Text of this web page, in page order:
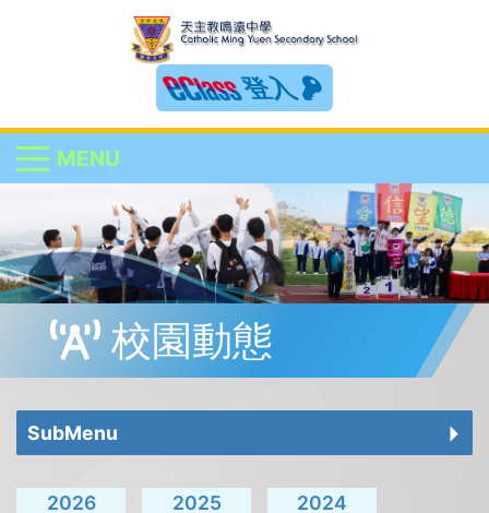
登入
MENU
校園動態
SubMenu
2026 2025
2024